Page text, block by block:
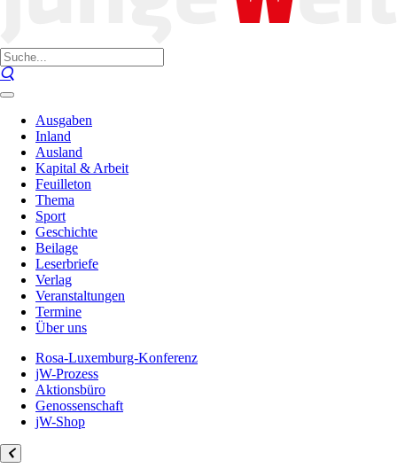
Ausgaben
Inland
Ausland
Kapital & Arbeit
Feuilleton
Thema
Sport
Geschichte
Beilage
Leserbriefe
Verlag
Veranstaltungen
Termine
Über uns
Rosa-Luxemburg-Konferenz
jW-Prozess
Aktionsbüro
Genossenschaft
jW-Shop